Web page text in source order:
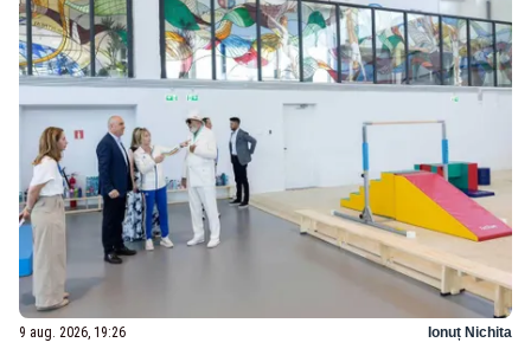
9 aug. 2026, 19:26 Ionuț Nichita